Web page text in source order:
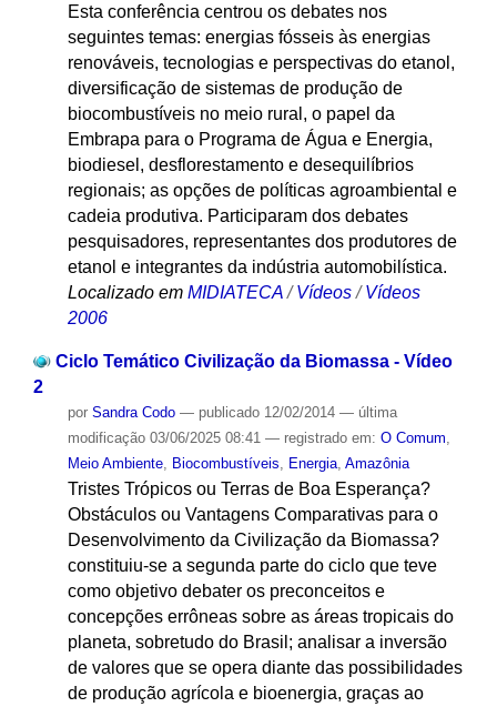
Esta conferência centrou os debates nos
seguintes temas: energias fósseis às energias
renováveis, tecnologias e perspectivas do etanol,
diversificação de sistemas de produção de
biocombustíveis no meio rural, o papel da
Embrapa para o Programa de Água e Energia,
biodiesel, desflorestamento e desequilíbrios
regionais; as opções de políticas agroambiental e
cadeia produtiva. Participaram dos debates
pesquisadores, representantes dos produtores de
etanol e integrantes da indústria automobilística.
Localizado em MIDIATECA /Vídeos /Vídeos
2006
Ciclo Temático Civilização da Biomassa - Vídeo
2
por Sandra Codo — publicado12/02/2014 — última
modificação03/06/2025 08:41 — registrado em: O Comum
Meio Ambiente, Biocombustíveis Energia, Amazônia
Tristes Trópicos ou Terras de Boa Esperança?
Obstáculos ou Vantagens Comparativas para o
Desenvolvimento da Civilização da Biomassa?
constituiu-se a segunda parte do ciclo que teve
como objetivo debater os preconceitos e
concepções errôneas sobre as áreas tropicais do
planeta, sobretudo do Brasil; analisar a inversão
de valores que se opera diante das possibilidades
de produção agrícola e bioenergia, graças ao